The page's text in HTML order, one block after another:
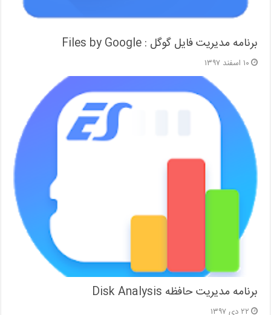
برنامه مدیریت فایل گوگل : Files by Google
۱۰ اسفند ۱۳۹۷
برنامه مدیریت حافظه Disk Analysis
۲۲ دی ۱۳۹۷